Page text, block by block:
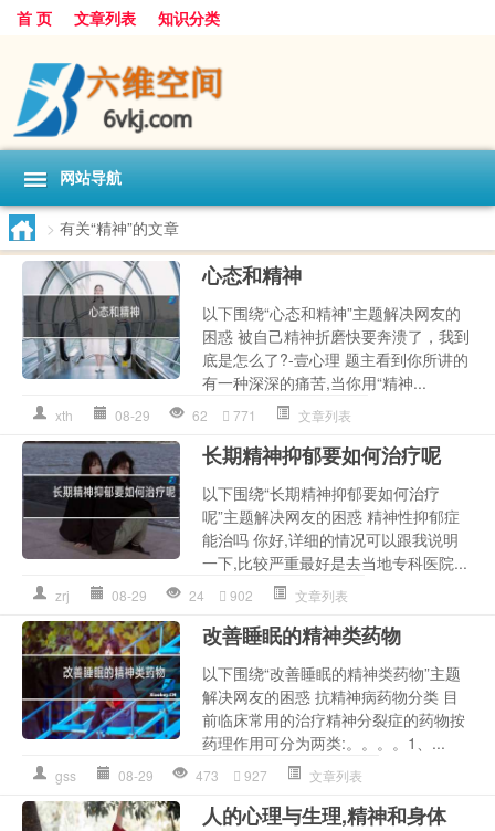
首 页 文章列表 知识分类
网站导航
> 有关“精神”的文章
心态和精神
以下围绕“心态和精神”主题解决网友的
困惑 被自己精神折磨快要奔溃了，我到
底是怎么了?-壹心理 题主看到你所讲的
有一种深深的痛苦,当你用“精神...
xth 08-29 62 771 文章列表
长期精神抑郁要如何治疗呢
以下围绕“长期精神抑郁要如何治疗
呢”主题解决网友的困惑 精神性抑郁症
能治吗 你好,详细的情况可以跟我说明
一下,比较严重最好是去当地专科医院...
zrj 08-29 24 902 文章列表
改善睡眠的精神类药物
以下围绕“改善睡眠的精神类药物”主题
解决网友的困惑 抗精神病药物分类 目
前临床常用的治疗精神分裂症的药物按
药理作用可分为两类:。。。。1、...
gss 08-29 473 927 文章列表
人的心理与生理,精神和身体